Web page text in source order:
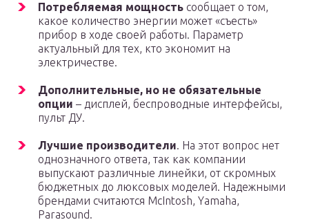
Потребляемая мощность сообщает о том,
какое количество энергии может «съесть»
прибор в ходе своей работы. Параметр
актуальный для тех, кто экономит на
электричестве.
Дополнительные, но не обязательные
опции – дисплей, беспроводные интерфейсы,
пульт ДУ.
Лучшие производители. На этот вопрос нет
однозначного ответа, так как компании
выпускают различные линейки, от скромных
бюджетных до люксовых моделей. Надежными
брендами считаются McIntosh, Yamaha,
Parasound.